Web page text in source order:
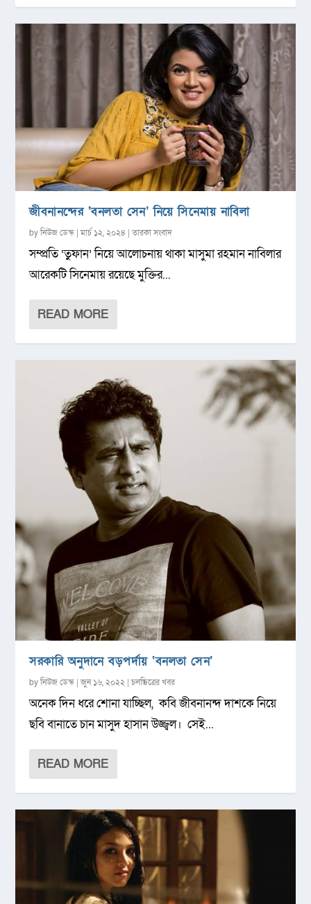
জীবনানন্দের ‘বনলতা সেন’ নিয়ে সিনেমায় নাবিলা
byনিউজ ডেস্ক |মার্চ ১২, ২০২৪ |তারকা সংবাদ
সম্প্রতি ‘তুফান’ নিয়ে আলোচনায় থাকা মাসুমা রহমান নাবিলার
আরেকটি সিনেমায় রয়েছে মুক্তির...
READ MORE
সরকারি অনুদানে বড়পর্দায় ‘বনলতা সেন’
byনিউজ ডেস্ক |জুন ১৬, ২০২২ |চলচ্চিত্রের খবর
অনেক দিন ধরে শোনা যাচ্ছিল, কবি জীবনানন্দ দাশকে নিয়ে
ছবি বানাতে চান মাসুদ হাসান উজ্জ্বল। সেই...
READ MORE